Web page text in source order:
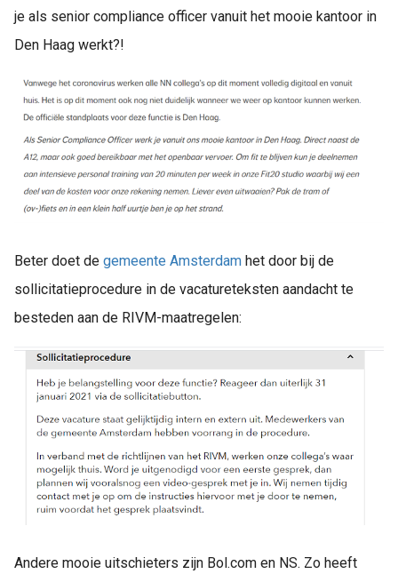
je als senior compliance officer vanuit het mooie kantoor in
Den Haag werkt?!
Beter doet de gemeente Amsterdam het door bij de
sollicitatieprocedure in de vacatureteksten aandacht te
besteden aan de RIVM-maatregelen:
Andere mooie uitschieters zijn Bol.com en NS. Zo heeft